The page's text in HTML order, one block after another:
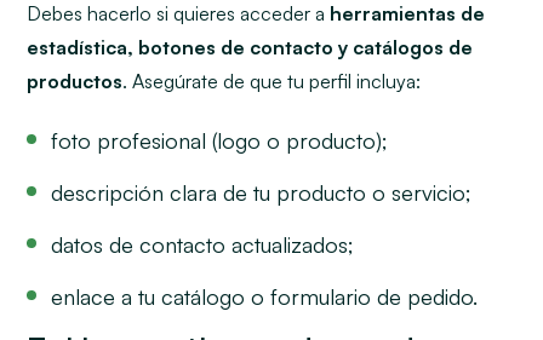
Debes hacerlo si quieres acceder a herramientas de
estadística, botones de contacto y catálogos de
productos. Asegúrate de que tu perfil incluya:
foto profesional (logo o producto);
descripción clara de tu producto o servicio;
datos de contacto actualizados;
enlace a tu catálogo o formulario de pedido.